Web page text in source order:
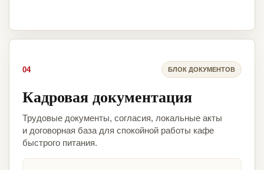
04 БЛОК ДОКУМЕНТОВ
Кадровая документация
Трудовые документы, согласия, локальные акты
и договорная база для спокойной работы кафе
быстрого питания.